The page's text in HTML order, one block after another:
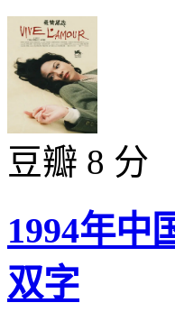
豆瓣 8 分
1994年中
双字